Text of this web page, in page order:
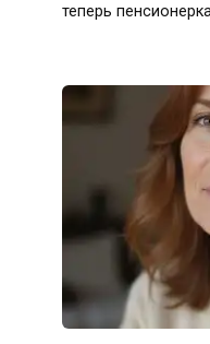
теперь